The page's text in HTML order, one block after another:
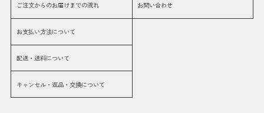
ご注文からのお届けまでの流れ
お支払い方法について
配送・送料について
キャンセル・返品・交換について
お問い合わせ